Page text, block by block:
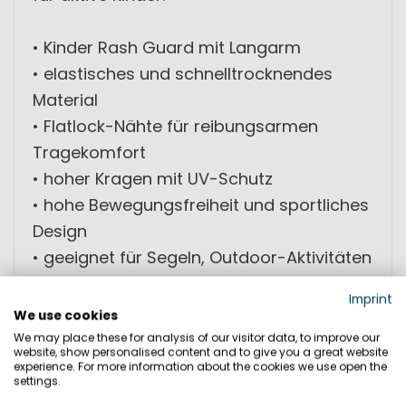
• Kinder Rash Guard mit Langarm
• elastisches und schnelltrocknendes
Material
• Flatlock-Nähte für reibungsarmen
Tragekomfort
• hoher Kragen mit UV-Schutz
• hohe Bewegungsfreiheit und sportliches
Design
• geeignet für Segeln, Outdoor-Aktivitäten
und Strand
• Marinepool Schriftzug auf dem Rücken
MATERIAL: 86% Polyester; 14% Elasthan
Imprint
We use cookies
We may place these for analysis of our visitor data, to improve our
website, show personalised content and to give you a great website
experience. For more information about the cookies we use open the
settings.